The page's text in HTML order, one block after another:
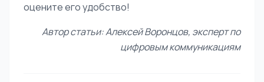
оцените его удобство!
Автор статьи: Алексей Воронцов, эксперт по
цифровым коммуникациям